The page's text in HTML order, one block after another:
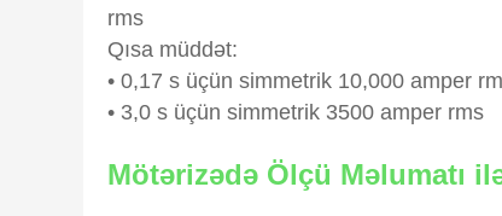
rms
Qısa müddət:
• 0,17 s üçün simmetrik 10,000 amper
• 3,0 s üçün simmetrik 3500 amper rms
Mötərizədə Ölçü Məlumatı